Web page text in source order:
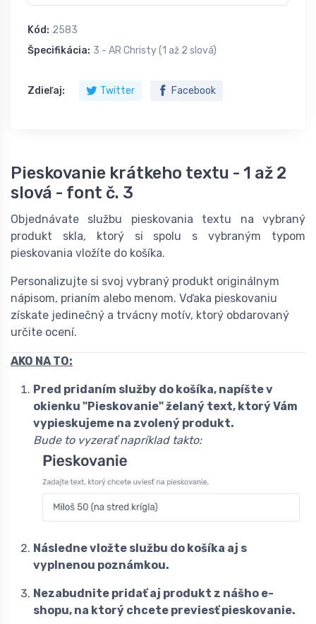
Kód: 2583
Špecifikácia: 3 - AR Christy (1 až 2 slová)
Zdieľaj: Twitter Facebook
Pieskovanie krátkeho textu - 1 až 2
slová - font č. 3
Objednávate službu pieskovania textu na vybraný
produkt skla, ktorý si spolu s vybraným typom
pieskovania vložíte do košíka.
Personalizujte si svoj vybraný produkt originálnym
nápisom, prianím alebo menom. Vďaka pieskovaniu
získate jedinečný a trvácny motív, ktorý obdarovaný
určite ocení.
AKO NA TO:
Pred pridaním služby do košíka, napíšte v
okienku "Pieskovanie" želaný text, ktorý Vám
vypieskujeme na zvolený produkt.
Bude to vyzerať napríklad takto:
Následne vložte službu do košíka aj s
vyplnenou poznámkou.
Nezabudnite pridať aj produkt z nášho e-
shopu, na ktorý chcete previesť pieskovanie.